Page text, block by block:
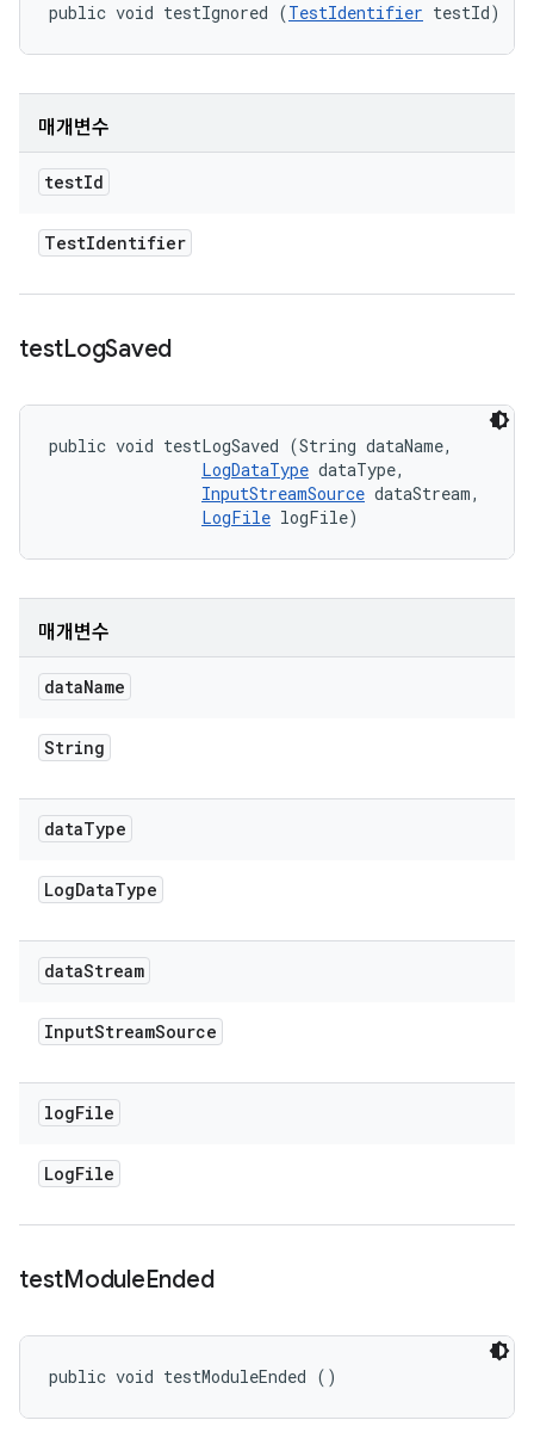
public void testIgnored (TestIdentifier testId)
매개변수
testId
TestIdentifier
testLogSaved
public void testLogSaved (String dataName,
LogDataType dataType,
InputStreamSource dataStream,
LogFile logFile)
매개변수
dataName
String
dataType
LogDataType
dataStream
InputStreamSource
logFile
LogFile
testModuleEnded
public void testModuleEnded ()